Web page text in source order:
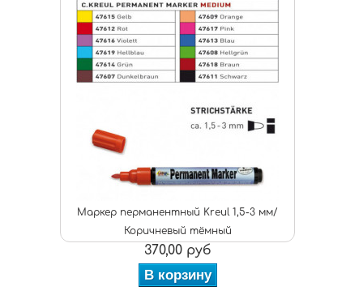
Маркер перманентный Kreul 1,5-3 мм/
Коричневый тёмный
370,00 руб
В корзину